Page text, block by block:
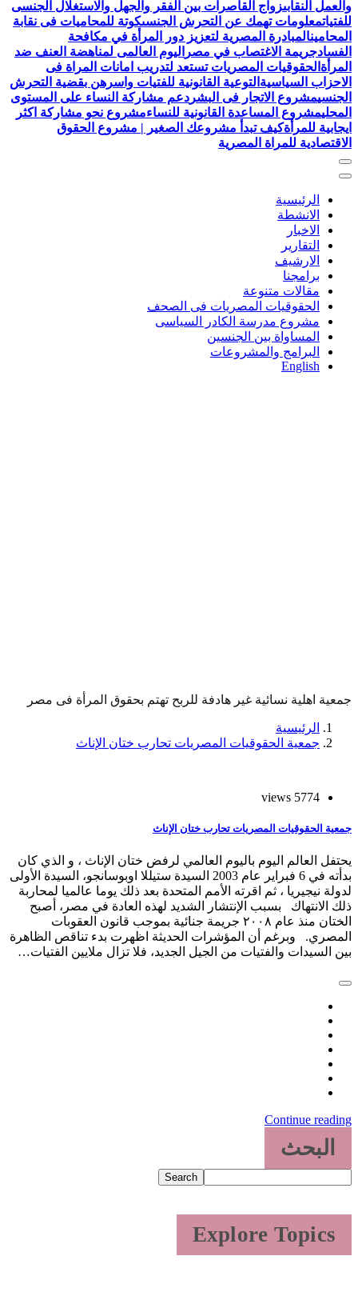
والعمل النقابىزواج القاصرات بين الفقر والجهل والاستغلال الجنسى
للفتياتمعلومات تهمك عن التحرش الجنسىكوتة للمحاميات فى نقابة
المحامينالمبادرة المصرية لتعزيز دور المرأة في مكافحة
الفسادجريمة الاغتصاب في مصر اليوم العالمى لمناهضة العنف ضد
المرأة الحقوقيات المصريات تستعد لتدريب امانات المراة فى
الاحزاب السياسية التوعية القانونية للفتيات واسرهن بقضية التحرش
الجنسيمشروع الاتجار فى البشر دعم مشاركة النساء على المستوى
المحليمشروع المساعدة القانونية للنساءمشروع نحو مشاركة اكثر
ايجابية للمرأةكيف تبدأ مشروعك الصغير | مشروع الحقوق
الاقتصادية للمراة المصرية
الرئيسية
الانشطة
الاخبار
التقارير
الارشيف
برامجنا
مقالات متنوعة
الحقوقيات المصريات فى الصحف
مشروع مدرسة الكادر السياسى
المساواة بين الجنسين
البرامج والمشروعات
English
جمعية اهلية نسائية غير هادفة للربح تهتم بحقوق المرأة فى مصر
الرئيسية
جمعية الحقوقيات المصريات تحارب ختان الإناث
5774 views
جمعية الحقوقيات المصريات تحارب ختان الإناث
يحتفل العالم اليوم باليوم العالمي لرفض ختان الإناث ، و الذي كان
بدأته في 6 فبراير عام 2003 السيدة ستيللا اوبوسانجو، السيدة الأولى
لدولة نيجيريا ، ثم اقرته الأمم المتحدة بعد ذلك يوما عالميا لمحاربة
ذلك الانتهاك بسبب الإنتشار الشديد لهذه العادة في مصر، أصبح
الختان منذ عام ٢٠٠٨ جريمة جنائية بموجب قانون العقوبات
المصري. وبرغم أن المؤشرات الحديثة اظهرت بدء تناقص الظاهرة
بين السيدات والفتيات من الجيل الجديد، فلا تزال ملايين الفتيات…
Continue reading
البحث
Search
Explore Topics